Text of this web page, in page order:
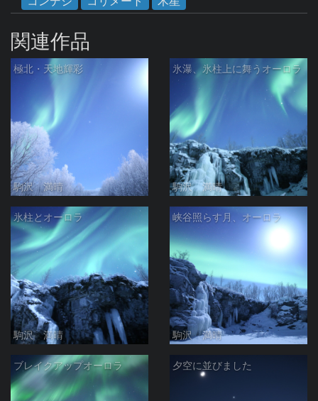
関連作品
極北・天地輝彩
駒沢 満晴
氷瀑、氷柱上に舞うオーロラ
駒沢 満晴
氷柱とオーロラ
駒沢 満晴
峡谷照らす月、オーロラ
駒沢 満晴
ブレイクアップオーロラ 夕空に並びました